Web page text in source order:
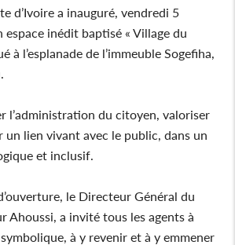
d’Ivoire a inauguré, vendredi 5
espace inédit baptisé « Village du
à l’esplanade de l’immeuble Sogefiha,
l’administration du citoyen, valoriser
un lien vivant avec le public, dans un
et inclusif.
le Directeur Général du
Ahoussi, a invité tous les agents à
à y revenir et à y emmener